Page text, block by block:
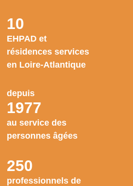
10
EHPAD et
résidences services
en Loire-Atlantique
depuis
1977
au service des
personnes âgées
250
professionnels de